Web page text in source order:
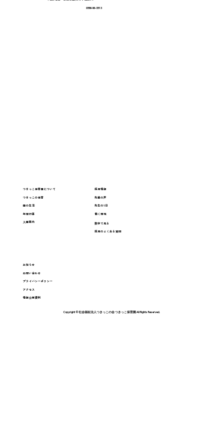
福岡おもちゃ美術館に行ってきました！
0956-56-3913
つきっこ保育園について
つきっこの保育
園の生活
年間行事
入園案内
採用情報
先輩の声
先生の1日
働く環境
数字で見る
採用のよくある質問
お知らせ
お問い合わせ
プライバシーポリシー
アクセス
情報公開資料
Copyright © 社会福祉法人つきっこの会 つきっこ保育園 All Rights Reserved.